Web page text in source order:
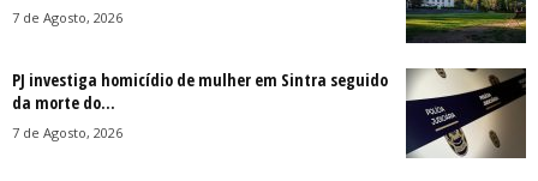
7 de Agosto, 2026
PJ investiga homicídio de mulher em Sintra seguido
da morte do...
7 de Agosto, 2026